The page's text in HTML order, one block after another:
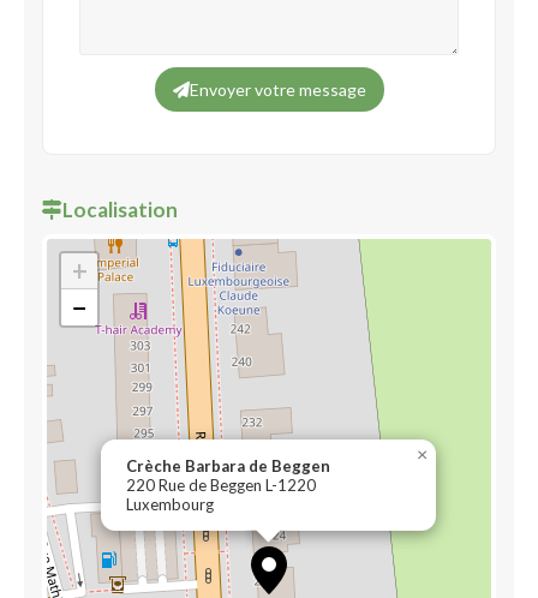
Envoyer votre message
Localisation
Crèche Barbara de Beggen
220 Rue de Beggen L-1220
Luxembourg
×
+
−